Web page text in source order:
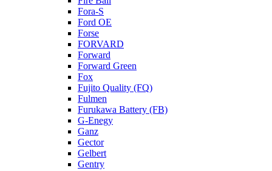
Fora-S
Ford OE
Forse
FORVARD
Forward
Forward Green
Fox
Fujito Quality (FQ)
Fulmen
Furukawa Battery (FB)
G-Enegy
Ganz
Gector
Gelbert
Gentry